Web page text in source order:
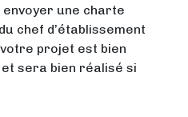
une charte
chef d’établissement
projet est bien
sera bien réalisé si